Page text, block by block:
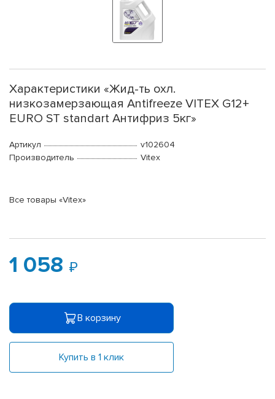
Характеристики «Жид-ть охл.
низкозамерзающая Antifreeze VITEX G12+
EURO ST standart Антифриз 5кг»
Артикул
v102604
Производитель
Vitex
Все товары «Vitex»
1 058
В корзину
Купить в 1 клик